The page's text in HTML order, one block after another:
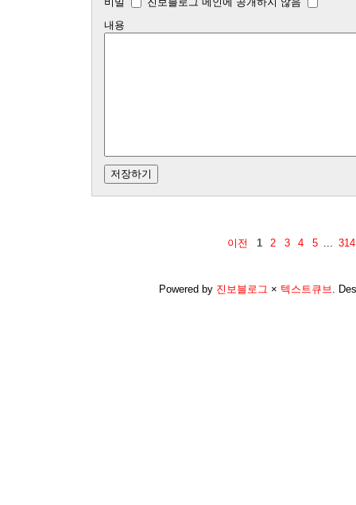
내용
이전 1 2 3 4 5 314
Powered by 진보블로그 × 텍스트큐브